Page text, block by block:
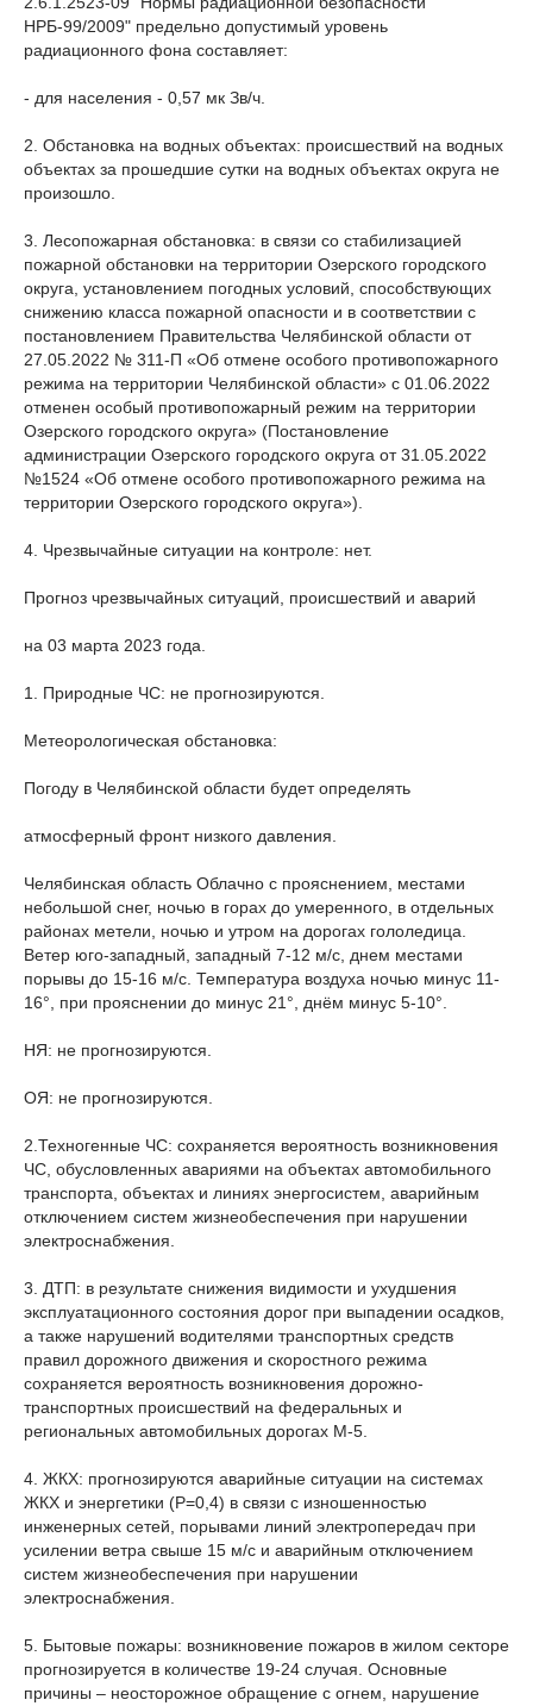
НРБ-99/2009" предельно допустимый уровень
радиационного фона составляет:
- для населения - 0,57 мк Зв/ч.
2. Обстановка на водных объектах: происшествий на водных
объектах за прошедшие сутки на водных объектах округа не
произошло.
3. Лесопожарная обстановка: в связи со стабилизацией
пожарной обстановки на территории Озерского городского
округа, установлением погодных условий, способствующих
снижению класса пожарной опасности и в соответствии с
постановлением Правительства Челябинской области от
27.05.2022 № 311-П «Об отмене особого противопожарного
режима на территории Челябинской области» с 01.06.2022
отменен особый противопожарный режим на территории
Озерского городского округа» (Постановление
администрации Озерского городского округа от 31.05.2022
№1524 «Об отмене особого противопожарного режима на
территории Озерского городского округа»).
4. Чрезвычайные ситуации на контроле: нет.
Прогноз чрезвычайных ситуаций, происшествий и аварий
на 03 марта 2023 года.
1. Природные ЧС: не прогнозируются.
Метеорологическая обстановка:
Погоду в Челябинской области будет определять
атмосферный фронт низкого давления.
Челябинская область Облачно с прояснением, местами
небольшой снег, ночью в горах до умеренного, в отдельных
районах метели, ночью и утром на дорогах гололедица.
Ветер юго-западный, западный 7-12 м/с, днем местами
порывы до 15-16 м/с. Температура воздуха ночью минус 11-
16°, при прояснении до минус 21°, днём минус 5-10°.
НЯ: не прогнозируются.
ОЯ: не прогнозируются.
2.Техногенные ЧС: сохраняется вероятность возникновения
ЧС, обусловленных авариями на объектах автомобильного
транспорта, объектах и линиях энергосистем, аварийным
отключением систем жизнеобеспечения при нарушении
электроснабжения.
3. ДТП: в результате снижения видимости и ухудшения
эксплуатационного состояния дорог при выпадении осадков,
а также нарушений водителями транспортных средств
правил дорожного движения и скоростного режима
сохраняется вероятность возникновения дорожно-
транспортных происшествий на федеральных и
региональных автомобильных дорогах М-5.
4. ЖКХ: прогнозируются аварийные ситуации на системах
ЖКХ и энергетики (Р=0,4) в связи с изношенностью
инженерных сетей, порывами линий электропередач при
усилении ветра свыше 15 м/с и аварийным отключением
систем жизнеобеспечения при нарушении
электроснабжения.
5. Бытовые пожары: возникновение пожаров в жилом секторе
прогнозируется в количестве 19-24 случая. Основные
причины – неосторожное обращение с огнем, нарушение